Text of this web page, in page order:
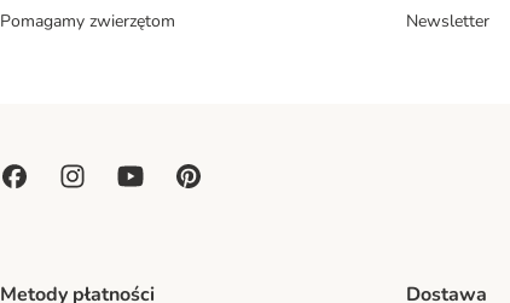
Pomagamy zwierzętom
Newsletter
Metody płatności Dostawa